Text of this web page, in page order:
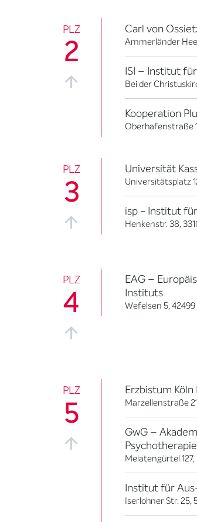
PLZ
2
Carl von
Ammerländer
ISI – Institut
Bei der
Kooperation
Oberhafenstraße
PLZ
3
Universität
Universitätsplatz
isp - Institut
Henkenstr. 38,
PLZ
4
EAG –
Instituts
Wefelsen 5,
PLZ
5
Erzbistum
Marzellenstraße
GwG –
Melatengürtel
Institut für
Iserlohner Str. 25,